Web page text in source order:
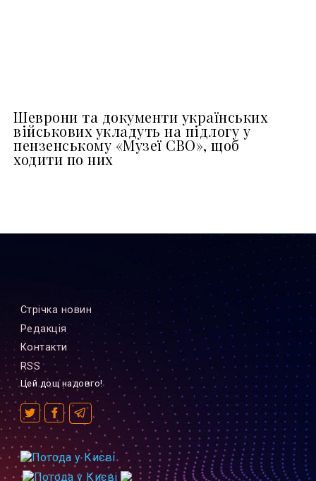
Шеврони та документи українських
військових укладуть на підлогу у
пензенському «Музеї СВО», щоб
ходити по них
Стрiчка новин
Редакцiя
Контакти
RSS
Цей дощ надовго!